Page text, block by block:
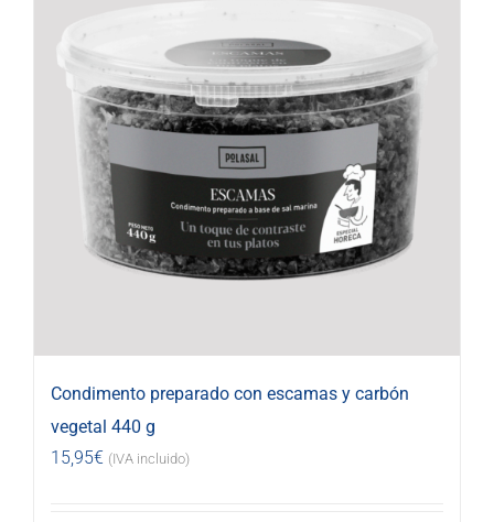
Condimento preparado con escamas y carbón
vegetal 440 g
15,95€ (IVA incluido)